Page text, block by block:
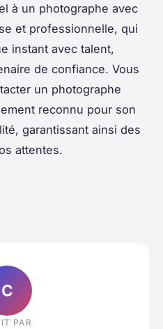
à un photographe avec
et professionnelle, qui
instant avec talent,
de confiance. Vous
un photographe
reconnu pour son
garantissant ainsi des
attentes.
C
PAR